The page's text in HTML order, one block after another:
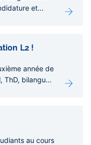
et
de stages et
etc.
L2 !
année de
ThD, bilangue,
au cours